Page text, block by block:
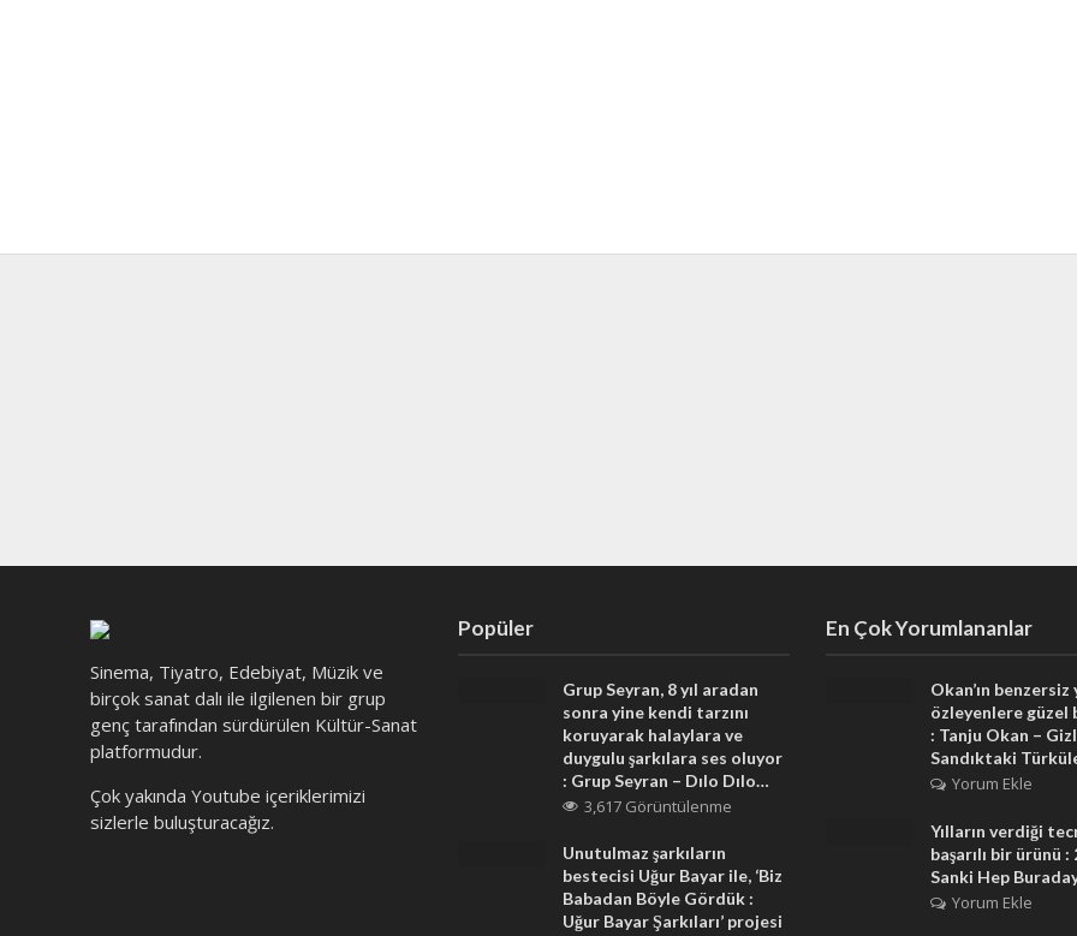
Sinema, Tiyatro, Edebiyat, Müzik ve
birçok sanat dalı ile ilgilenen bir grup
genç tarafından sürdürülen Kültür-Sanat
platformudur.
Çok yakında Youtube içeriklerimizi
sizlerle buluşturacağız.
Popüler
Grup Seyran, 8 yıl aradan
sonra yine kendi tarzını
koruyarak halaylara ve
duygulu şarkılara ses oluyor
: Grup Seyran – Dılo Dılo…
3,617 Görüntülenme
Unutulmaz şarkıların
bestecisi Uğur Bayar ile, ‘Biz
Babadan Böyle Gördük :
Uğur Bayar Şarkıları’ projesi
En Çok Yorumlananlar
Okan’ın
özleyenlere güzel
: Tanju Okan –
Sandıktaki
Yorum Ekle
Yılların verdiği
başarılı bir ürünü
Sanki Hep
Yorum Ekle